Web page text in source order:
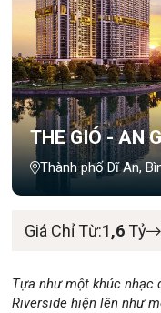
THE GIÓ - AN
Thành phố Dĩ An,
Giá Chỉ Từ:1,6 Tỷ
Tựa như một khúc nhạc
Riverside hiện lên như